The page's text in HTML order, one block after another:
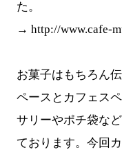
た。
→ http://www.cafe-
お菓子はもちろん
ペースとカフェス
サリーやポチ袋な
ております。今回